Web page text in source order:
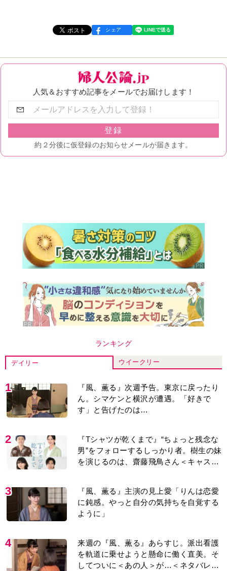
シェア
ランキング
デイリー ウイークリー
1
『風、薫る』次週予告。東京に戻ったり
ん。シマケンと横沢が遭遇。「好きで
す」と告げたのは…
2
『Tシャツが乾くまで』“ちょっと残念な
男”をフォローするしっかり者。樹生の妹
を演じるのは、齋藤飛鳥さん＜キャスト
3
『風、薫る』主演の見上愛「りんは恋愛
に鈍感。やっと自分の気持ちを自覚する
ように」
4
来週の『風、薫る』あらすじ。派出看護
を軌道に乗せようと懸命に働く直美。そ
してついに＜あの人＞が…＜ネタバレあ